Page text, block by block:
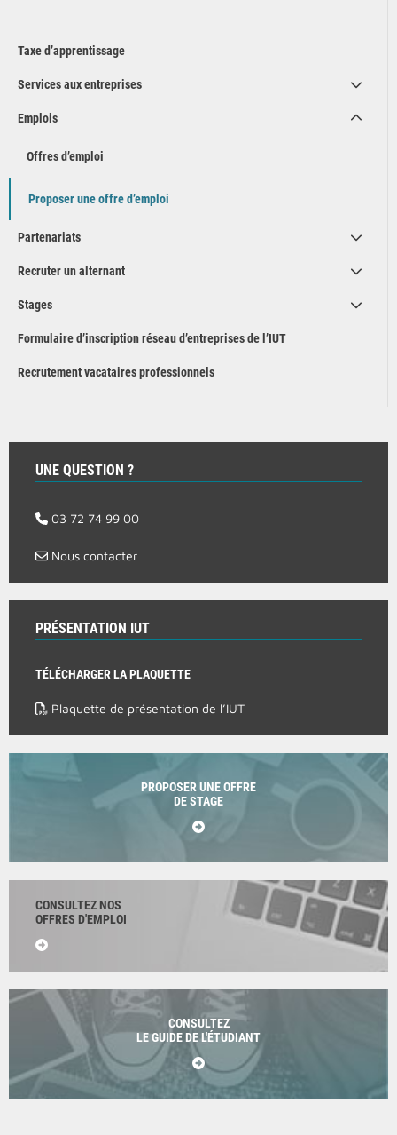
Taxe d’apprentissage
Services aux entreprises
Emplois
Offres d’emploi
Proposer une offre d’emploi
Partenariats
Recruter un alternant
Stages
Formulaire d’inscription réseau d’entreprises de l’IUT
Recrutement vacataires professionnels
UNE QUESTION ?
03 72 74 99 00
Nous contacter
PRÉSENTATION IUT
TÉLÉCHARGER LA PLAQUETTE
Plaquette de présentation de l’IUT
PROPOSER UNE OFFRE
DE STAGE
CONSULTEZ NOS
OFFRES D'EMPLOI
CONSULTEZ
LE GUIDE DE L'ÉTUDIANT